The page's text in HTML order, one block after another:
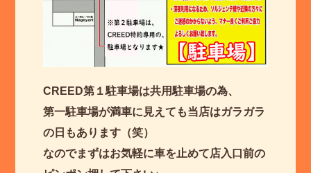
CREED第１駐車場は共用駐車場の為、
第一駐車場が満車に見えても当店はガラガラ
の日もあります（笑）
なのでまずはお気軽に車を止めて店入口前の